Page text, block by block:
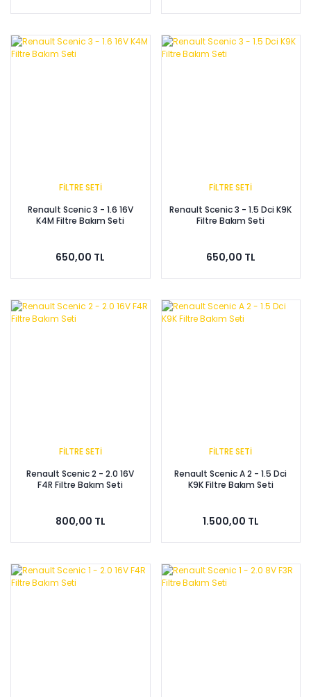
FİLTRE SETİ
Renault Scenic 3 - 1.6 16V
K4M Filtre Bakım Seti
650,00 TL
FİLTRE SETİ
Renault Scenic 3 - 1.5 Dci K9K
Filtre Bakım Seti
650,00 TL
FİLTRE SETİ
Renault Scenic 2 - 2.0 16V
F4R Filtre Bakım Seti
800,00 TL
FİLTRE SETİ
Renault Scenic A 2 - 1.5 Dci
K9K Filtre Bakım Seti
1.500,00 TL